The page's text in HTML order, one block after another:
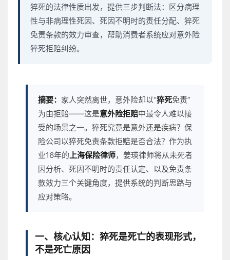
猝死的法律性质出发，提供三步判断法：区分病理
性与非病理性死因、死因不明时的责任分配、猝死
免责条款的效力审查，帮助消费者系统应对意外险
猝死拒赔纠纷。
摘要： 家人突然离世，意外险却以“猝死免责”
为由拒赔——这是意外险拒赔中最令人难以接
受的场景之一。猝死究竟是意外还是疾病？保
险公司以猝死免责条款拒赔是否合法？作为执
业16年的上海保险律师，姜瑛律师将从未死者
因分析、死因不明时的责任认定、以及免责条
款效力三个关键角度，提供系统的判断思路与
应对策略。
一、核心认知：猝死是死亡的表现形式，
不是死亡原因